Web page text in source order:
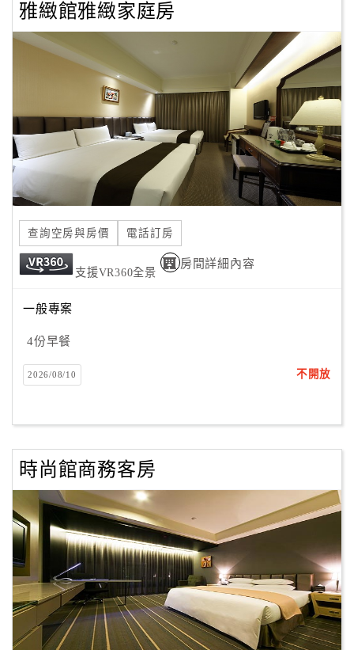
聯
單
線
客
服
紅
利
查
訂
房
Q&A
旅
卡
房
請
款
收
據
雅緻館雅緻家庭房
查詢空房與房價 電話訂房
支援VR360全景
房間詳細內容
一般專案
4份早餐
2026/08/10 不開放
時尚館商務客房